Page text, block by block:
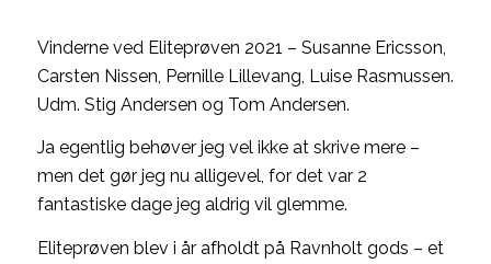
Vinderne ved Eliteprøven 2021 – Susanne Ericsson,
Carsten Nissen, Pernille Lillevang, Luise Rasmussen.
Udm. Stig Andersen og Tom Andersen.
Ja egentlig behøver jeg vel ikke at skrive mere –
men det gør jeg nu alligevel, for det var 2
fantastiske dage jeg aldrig vil glemme.
Eliteprøven blev i år afholdt på Ravnholt gods – et